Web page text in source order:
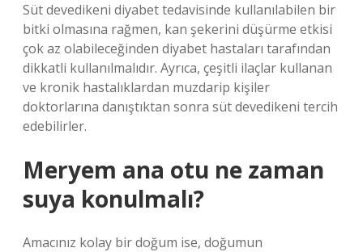
Süt devedikeni diyabet tedavisinde kullanılabilen bir
bitki olmasına rağmen, kan şekerini düşürme etkisi
çok az olabileceğinden diyabet hastaları tarafından
dikkatli kullanılmalıdır. Ayrıca, çeşitli ilaçlar kullanan
ve kronik hastalıklardan muzdarip kişiler
doktorlarına danıştıktan sonra süt devedikeni tercih
edebilirler.
Meryem ana otu ne zaman
suya konulmalı?
Amacınız kolay bir doğum ise, doğumun